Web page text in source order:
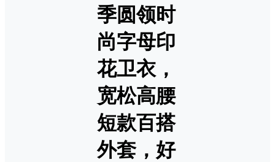
季圆领时
尚字母印
花卫衣，
宽松高腰
短款百搭
外套，好